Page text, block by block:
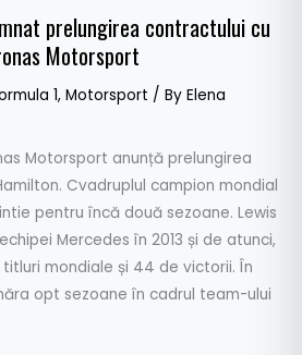
prelungirea contractului cu
Motorsport
1, Motorsport / By Elena
Motorsport anunță prelungirea
Cvadruplul campion mondial
pentru încă două sezoane. Lewis
Mercedes în 2013 și de atunci,
mondiale și 44 de victorii. În
opt sezoane în cadrul team-ului